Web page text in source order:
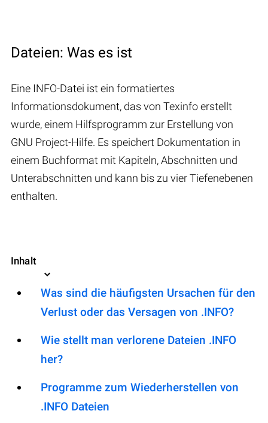
Dateien: Was es ist
Eine INFO-Datei ist ein formatiertes
Informationsdokument, das von Texinfo erstellt
wurde, einem Hilfsprogramm zur Erstellung von
GNU Project-Hilfe. Es speichert Dokumentation in
einem Buchformat mit Kapiteln, Abschnitten und
Unterabschnitten und kann bis zu vier Tiefenebenen
enthalten.
Inhalt
Was sind die häufigsten Ursachen für den
Verlust oder das Versagen von .INFO?
Wie stellt man verlorene Dateien .INFO
her?
Programme zum Wiederherstellen von
.INFO Dateien